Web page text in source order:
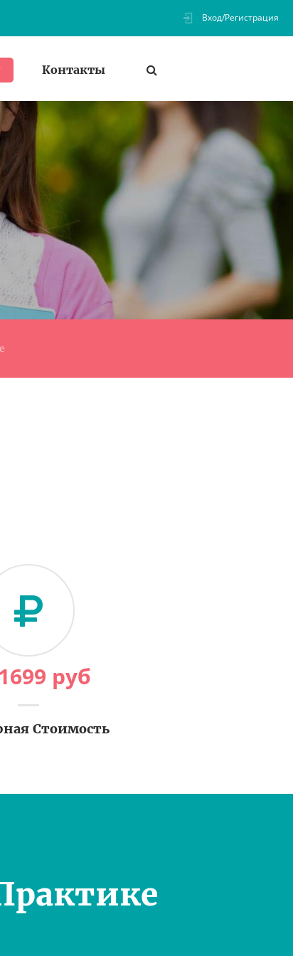
Вход/Регистрация
Контакты
1699 руб
Стоимость